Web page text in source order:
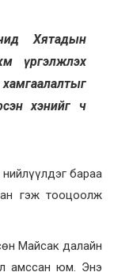
Хятадын
үргэлжлэх
хэнийг ч
бараа
гэж тооцоолж
Майсак далайн
амссан юм. Энэ